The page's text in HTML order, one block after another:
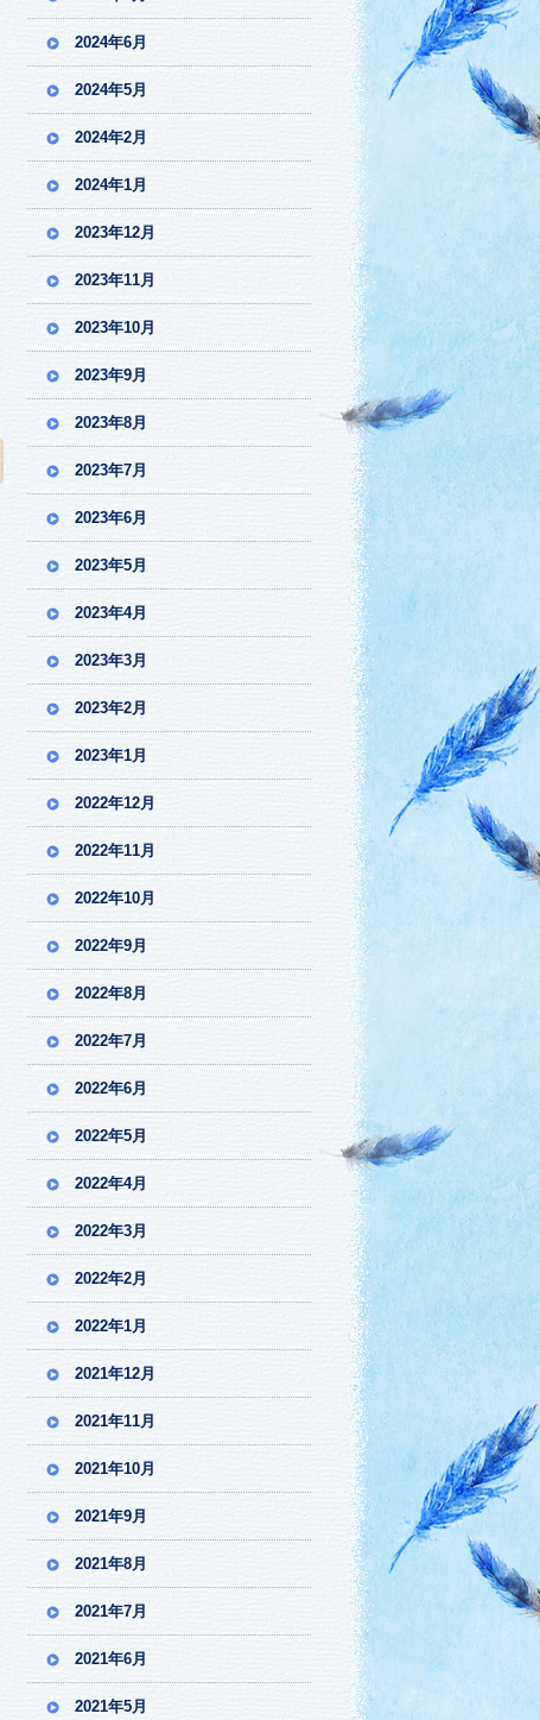
2024年6月
2024年5月
2024年2月
2024年1月
2023年12月
2023年11月
2023年10月
2023年9月
2023年8月
2023年7月
2023年6月
2023年5月
2023年4月
2023年3月
2023年2月
2023年1月
2022年12月
2022年11月
2022年10月
2022年9月
2022年8月
2022年7月
2022年6月
2022年5月
2022年4月
2022年3月
2022年2月
2022年1月
2021年12月
2021年11月
2021年10月
2021年9月
2021年8月
2021年7月
2021年6月
2021年5月